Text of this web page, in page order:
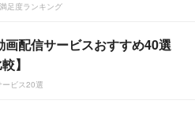
足度ランキング
画配信サービスおすすめ40選
】
ビス20選